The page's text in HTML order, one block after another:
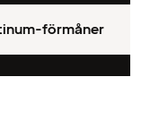
förmåner